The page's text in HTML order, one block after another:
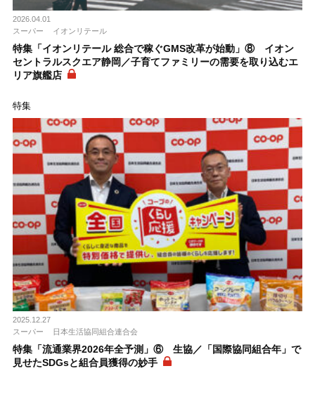
2026.04.01
スーパー
イオンリテール
特集「イオンリテール 総合で稼ぐGMS改革が始動」⑧ イオン
セントラルスクエア静岡／子育てファミリーの需要を取り込むエ
リア旗艦店
特集
2025.12.27
スーパー
日本生活協同組合連合会
特集「流通業界2026年全予測」⑥ 生協／「国際協同組合年」で
見せたSDGsと組合員獲得の妙手